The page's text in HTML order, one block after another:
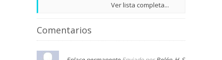
Ver lista completa...
Comentarios